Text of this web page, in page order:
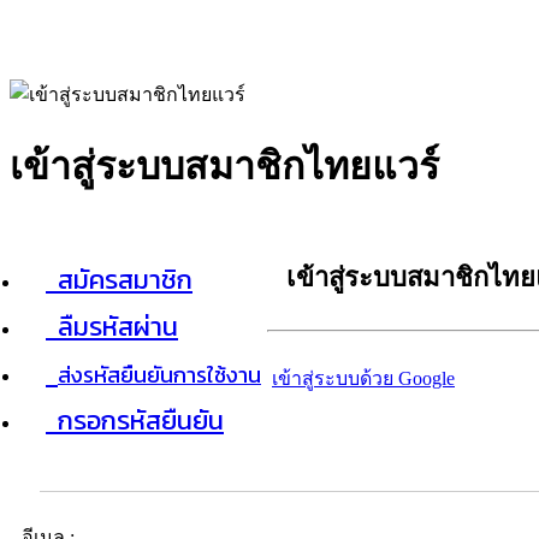
เข้าสู่ระบบสมาชิกไทยแวร์
สมัครสมาชิก
ลืมรหัสผ่าน
ส่งรหัสยืนยันการใช้งาน
กรอกรหัสยืนยัน
เข้าสู่ระบบสมาชิกไท
เข้าสู่ระบบด้วย Google